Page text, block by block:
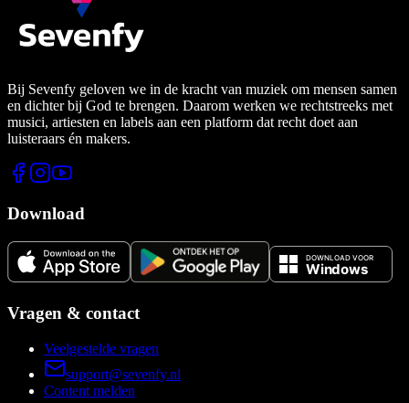
Bij Sevenfy geloven we in de kracht van muziek om mensen samen
en dichter bij God te brengen. Daarom werken we rechtstreeks met
musici, artiesten en labels aan een platform dat recht doet aan
luisteraars én makers.
Download
Vragen & contact
Veelgestelde vragen
support@sevenfy.nl
Content melden